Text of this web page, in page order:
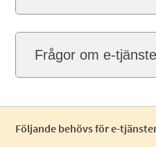
Frågor om e-
Följande behövs för e-